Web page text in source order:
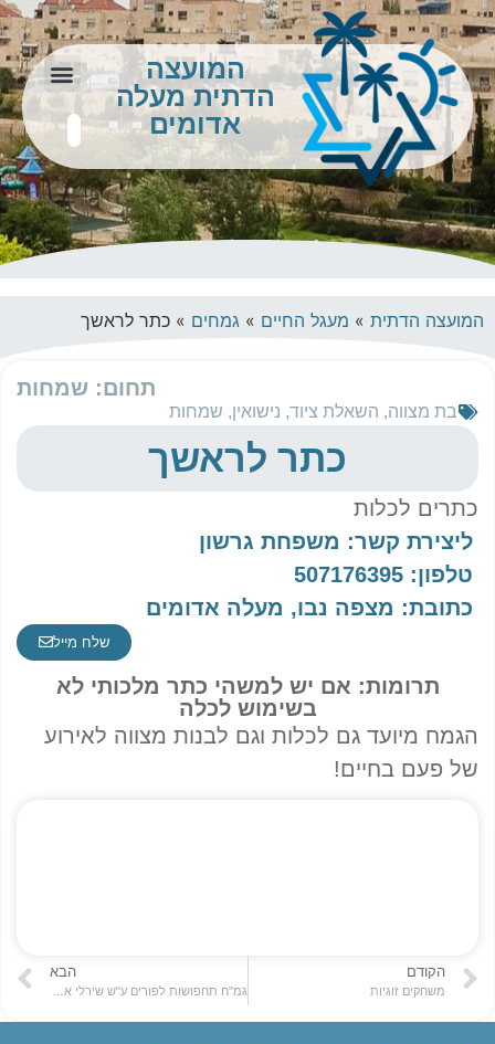
המועצה
הדתית מעלה
אדומים
המועצה הדתית » מעגל החיים » גמחים » כתר לראשך
תחום: שמחות
בת מצווה, השאלת ציוד, נישואין, שמחות
כתר לראשך
כתרים לכלות
ליצירת קשר: משפחת גרשון
טלפון: 507176395
כתובת: מצפה נבו, מעלה אדומים
שלח מייל
תרומות: אם יש למשהי כתר מלכותי לא
בשימוש לכלה
הגמח מיועד גם לכלות וגם לבנות מצווה לאירוע
של פעם בחיים!
הקודם
משחקים זוגיות
הבא